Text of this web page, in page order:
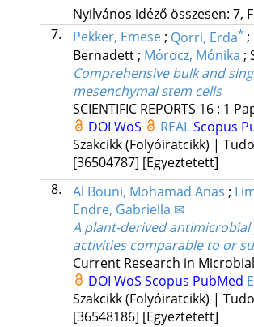
Nyilvános idéző összesen: 7,
7.
Pekker, Emese; Qorri, Erda* ;
Bernadett ; Mórocz, Mónika ;
Comprehensive bulk and
mesenchymal stem cells
SCIENTIFIC REPORTS 16: 1
DOI WoS REALScopus
Szakcikk (Folyóiratcikk) |
[36504787] [Egyeztetett]
8.
Al Bouni, Mohamad Anas ;
Endre, Gabriella ✉
A plant-derived
activities comparable to or
Current Research in
DOI WoS Scopus PubMed
Szakcikk (Folyóiratcikk) |
[36548186] [Egyeztetett]